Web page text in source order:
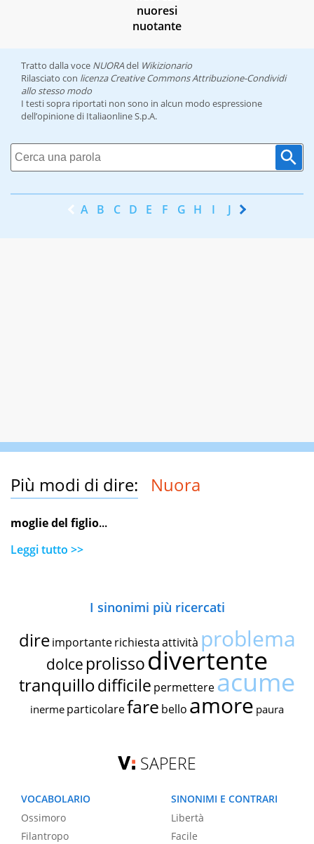
nuoresi
nuotante
Tratto dalla voce NUORAdel Wikizionario
Rilasciato con licenza Creative Commons Attribuzione-Condividi
allo stesso modo
I testi sopra riportati non sono in alcun modo espressione
dell’opinione di Italiaonline S.p.A.
A B C D E F G H I J K
Più modi di dire: Nuora
moglie del figlio...
Leggi tutto >>
I sinonimi più ricercati
dire importante richiestaattività problema
dolce prolissodivertente
tranquillodifficile permettereacume
inerme particolarefare bello amore paura
SAPERE
VOCABOLARIO
Ossimoro
Filantropo
SINONIMI E CONTRARI
Libertà
Facile